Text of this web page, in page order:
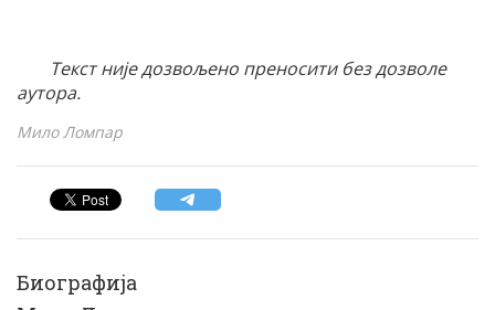
Текст није дозвољено преносити без дозволе
аутора.
Мило Ломпар
Биографија